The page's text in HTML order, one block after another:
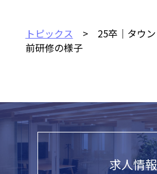
トピックス > 25卒｜タウン
前研修の様子
求人情報